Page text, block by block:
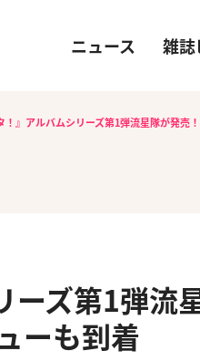
ニュース 雑誌
！』アルバムシリーズ第1弾流星隊が発売
ーズ第1弾流
ーも到着